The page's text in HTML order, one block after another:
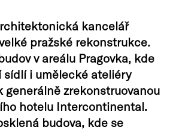
kancelář
pražské rekonstrukce.
v areálu Pragovka, kde
sídlí i umělecké ateliéry
generálně zrekonstruovanou
hotelu Intercontinental.
budova, kde se